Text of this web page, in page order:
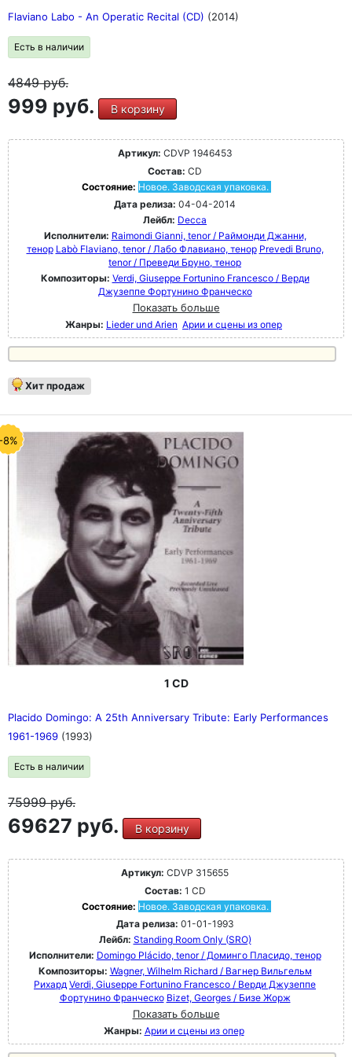
Flaviano Labo - An Operatic Recital (CD) (2014)
Есть в наличии
4849руб.
999 руб. В корзину
Артикул: CDVP 1946453
Состав: CD
Состояние: Новое. Заводская упаковка.
Дата релиза: 04-04-2014
Лейбл: Decca
Исполнители: Raimondi Gianni, tenor / Раймонди Джанни,
тенор Labò Flaviano, tenor / Лабо Флавиано, тенор Prevedi Bruno,
tenor / Преведи Бруно, тенор
Композиторы: Verdi, Giuseppe Fortunino Francesco / Верди
Джузеппе Фортунино Франческо
Показать больше
Жанры: Lieder und Arien Арии и сцены из опер
Хит продаж
8%
1 CD
Placido Domingo: A 25th Anniversary Tribute: Early Performances
1961-1969 (1993)
Есть в наличии
75999руб.
69627 руб. В корзину
Артикул: CDVP 315655
Состав: 1 CD
Состояние: Новое. Заводская упаковка.
Дата релиза: 01-01-1993
Лейбл: Standing Room Only (SRO)
Исполнители: Domingo Plácido, tenor / Доминго Пласидо, тенор
Композиторы: Wagner, Wilhelm Richard / Вагнер Вильгельм
Рихард Verdi, Giuseppe Fortunino Francesco / Верди Джузеппе
Фортунино Франческо Bizet, Georges / Бизе Жорж
Показать больше
Жанры: Арии и сцены из опер